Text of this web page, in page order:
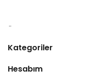
Kategoriler
Hesabım